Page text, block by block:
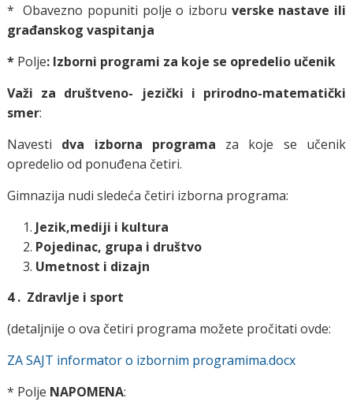
* Obavezno popuniti polje o izboru verske nastave ili
građanskog vaspitanja
*Polje: Izborni programi za koje se opredelio učenik
Važi za društveno- jezički i prirodno-matematički
smer:
Navesti dva izborna programa za koje se učenik
opredelio od ponuđena četiri.
Gimnazija nudi sledeća četiri izborna programa:
Jezik,mediji i kultura
Pojedinac, grupa i društvo
Umetnost i dizajn
4 . Zdravlje i sport
(detaljnije o ova četiri programa možete pročitati ovde:
ZA SAJT informator o izbornim programima.docx
* Polje NAPOMENA: